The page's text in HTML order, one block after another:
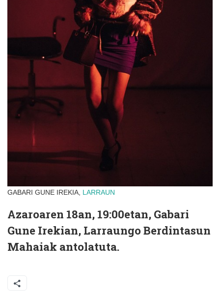
GABARI GUNE IREKIA, LARRAUN
Azaroaren 18an, 19:00etan, Gabari
Gune Irekian, Larraungo Berdintasun
Mahaiak antolatuta.